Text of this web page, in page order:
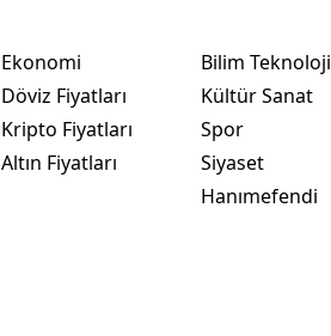
Ekonomi
Döviz Fiyatları
Kripto Fiyatları
Altın Fiyatları
Bilim Teknoloji
Kültür Sanat
Spor
Siyaset
Hanımefendi